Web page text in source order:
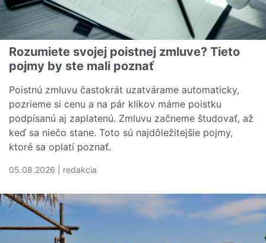
Rozumiete svojej poistnej zmluve? Tieto
pojmy by ste mali poznať
Poistnú zmluvu častokrát uzatvárame automaticky,
pozrieme si cenu a na pár klikov máme poistku
podpísanú aj zaplatenú. Zmluvu začneme študovať, až
keď sa niečo stane. Toto sú najdôležitejšie pojmy,
ktoré sa oplatí poznať.
05.08.2026 | redakcia